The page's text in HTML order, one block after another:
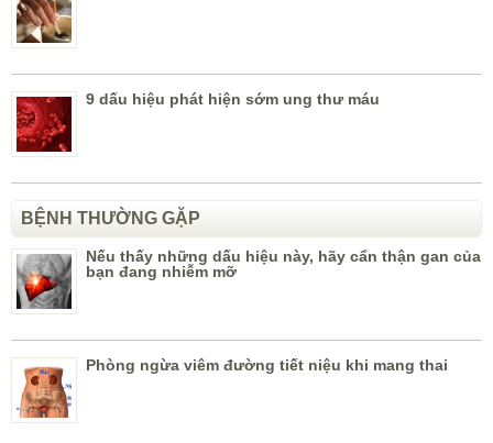
9 dấu hiệu phát hiện sớm ung thư máu
BỆNH THƯỜNG GẶP
Nếu thấy những dấu hiệu này, hãy cẩn thận gan của
bạn đang nhiễm mỡ
Phòng ngừa viêm đường tiết niệu khi mang thai